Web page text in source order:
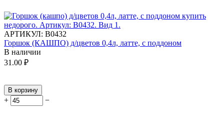
АРТИКУЛ: В0432
Горшок (КАШПО) д/цветов 0,4л, латте, с поддоном
В наличии
31.00 ₽
В корзину
+ −